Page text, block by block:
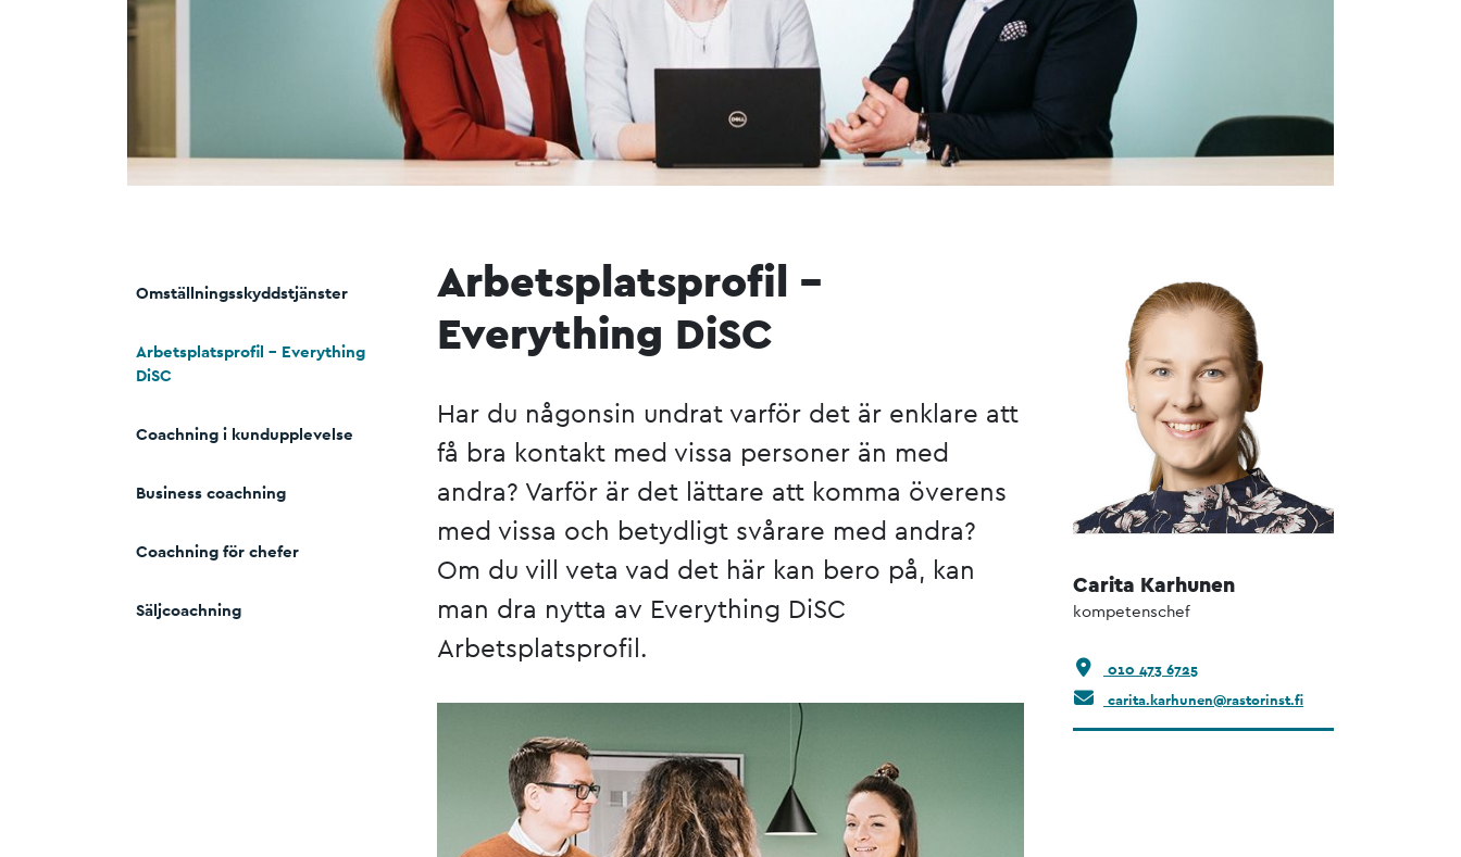
Omställningsskyddstjänster
Arbetsplatsprofil – Everything
DiSC
Coachning i kundupplevelse
Business coachning
Coachning för chefer
Säljcoachning
Arbetsplatsprofil –
Everything DiSC
Har du någonsin undrat varför det är enklare att
få bra kontakt med vissa personer än med
andra? Varför är det lättare att komma överens
med vissa och betydligt svårare med andra?
Om du vill veta vad det här kan bero på, kan
man dra nytta av Everything DiSC
Arbetsplatsprofil.
Carita Karhunen
kompetenschef
010 473 6725
carita.karhunen@rastorinst.fi